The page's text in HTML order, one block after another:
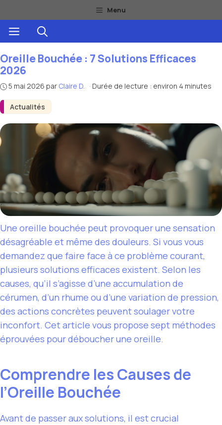
au
contenu
Menu
Menu
Actualités
Oreille Bouchée : 7 Solutions Efficaces
2026
5 mai 2026 par Claire D. · Durée de lecture : environ 4 minutes
Une oreille bouchée peut provoquer une sensation
désagréable et même des douleurs. Si vous vous
demandez que faire face à ce problème courant,
plusieurs solutions efficaces existent. Selon les
causes, qu’il s’agisse d’une accumulation de
cérumen, d’un rhume ou d’une variation de pression,
des actions concrètes peuvent soulager votre
inconfort. Cet article vous propose sept méthodes
éprouvées pour déboucher une oreille.
Comprendre les Causes de
l’Oreille Bouchée
Avant de passer aux solutions, il est crucial